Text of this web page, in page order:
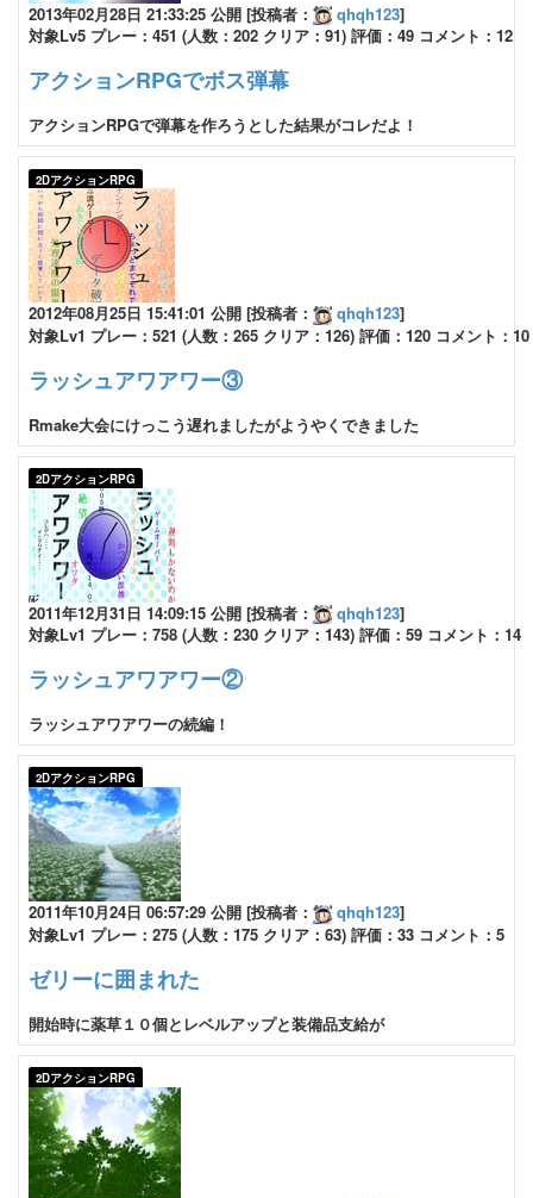
2013年02月28日 21:33:25 公開 [投稿者： qhqh123]
対象Lv5 プレー：451 (人数：202 クリア：91) 評価：49 コメント：12
アクションRPGでボス弾幕
アクションRPGで弾幕を作ろうとした結果がコレだよ！
2DアクションRPG
2012年08月25日 15:41:01 公開 [投稿者： qhqh123]
対象Lv1 プレー：521 (人数：265 クリア：126) 評価：120 コメント：10
ラッシュアワアワー③
Rmake大会にけっこう遅れましたがようやくできました
2DアクションRPG
2011年12月31日 14:09:15 公開 [投稿者： qhqh123]
対象Lv1 プレー：758 (人数：230 クリア：143) 評価：59 コメント：14
ラッシュアワアワー②
ラッシュアワアワーの続編！
2DアクションRPG
2011年10月24日 06:57:29 公開 [投稿者： qhqh123]
対象Lv1 プレー：275 (人数：175 クリア：63) 評価：33 コメント：5
ゼリーに囲まれた
開始時に薬草１０個とレベルアップと装備品支給が
2DアクションRPG